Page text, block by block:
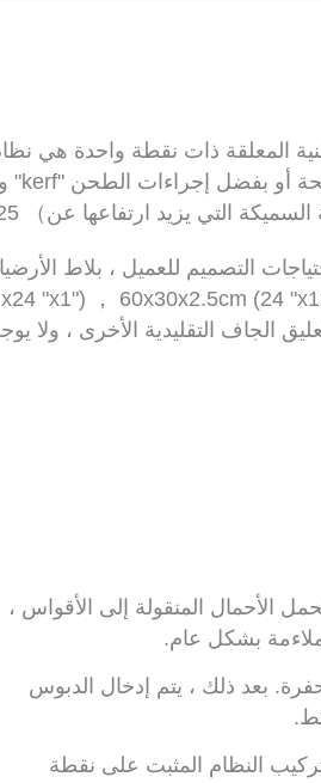
المعلقة ذات نقطة واحدة هي
يزيد ارتفاعها عن） 25 مم والتي تعمل على تحسين مقاومة الزلازل للجدران ذات التهوية.
الجاف التقليدية الأخرى ،
الأحمال المنقولة إلى الأقواس ،
بشكل عام.
بعد ذلك ، يتم إدخال الدبوس
تركيب النظام المثبت على نقطة